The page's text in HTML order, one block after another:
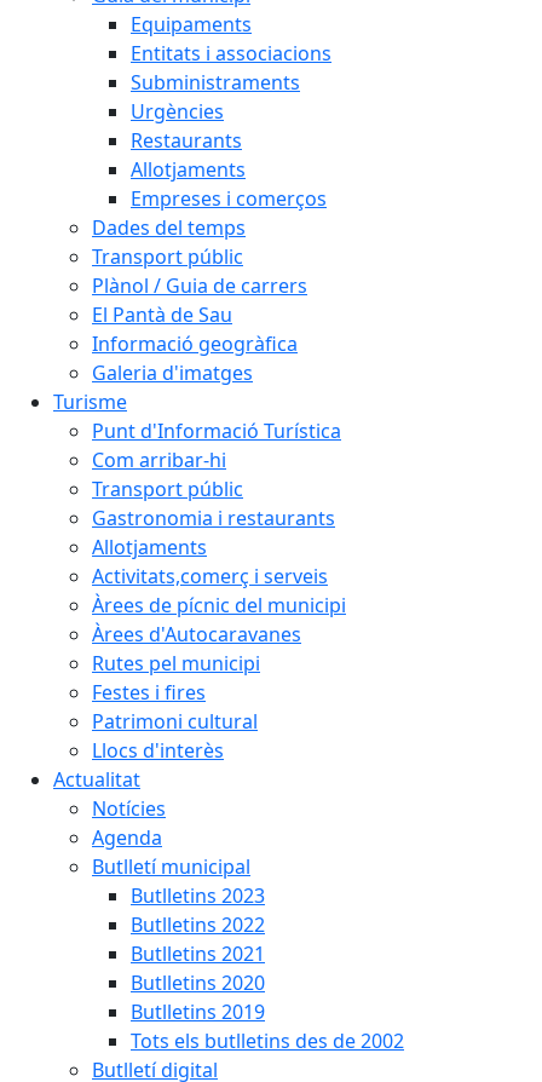
Equipaments
Entitats i associacions
Subministraments
Urgències
Restaurants
Allotjaments
Empreses i comerços
Dades del temps
Transport públic
Plànol / Guia de carrers
El Pantà de Sau
Informació geogràfica
Galeria d'imatges
Turisme
Punt d'Informació Turística
Com arribar-hi
Transport públic
Gastronomia i restaurants
Allotjaments
Activitats,comerç i serveis
Àrees de pícnic del municipi
Àrees d'Autocaravanes
Rutes pel municipi
Festes i fires
Patrimoni cultural
Llocs d'interès
Actualitat
Notícies
Agenda
Butlletí municipal
Butlletins 2023
Butlletins 2022
Butlletins 2021
Butlletins 2020
Butlletins 2019
Tots els butlletins des de 2002
Butlletí digital